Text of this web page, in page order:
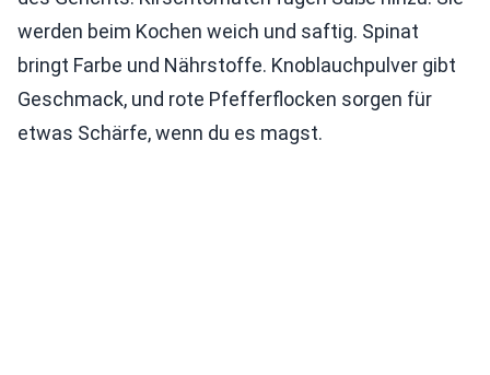
werden beim Kochen weich und saftig. Spinat
bringt Farbe und Nährstoffe. Knoblauchpulver gibt
Geschmack, und rote Pfefferflocken sorgen für
etwas Schärfe, wenn du es magst.